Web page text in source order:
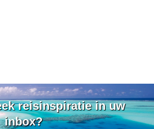
reisinspiratie in uw
inbox?